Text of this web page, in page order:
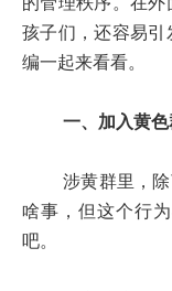
孩子们，还容易
编一起来看看。
一、加入黄
涉黄群里，除了
啥事，但这个行
吧。